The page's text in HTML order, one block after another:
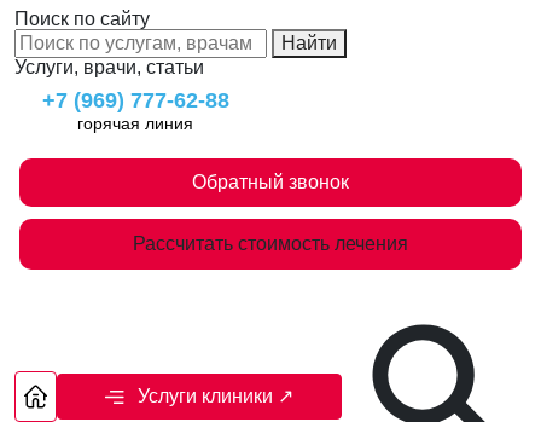
Поиск по сайту
Найти
Услуги, врачи, статьи
+7 (969) 777-62-88
горячая линия
Обратный звонок
Рассчитать стоимость лечения
Услуги клиники ↗